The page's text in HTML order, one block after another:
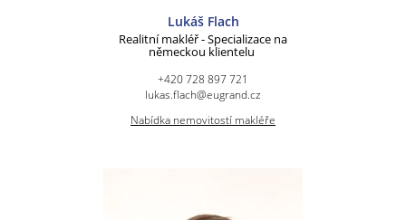
Lukáš Flach
Realitní makléř - Specializace na
německou klientelu
+420 728 897 721
lukas.flach@eugrand.cz
Nabídka nemovitostí makléře